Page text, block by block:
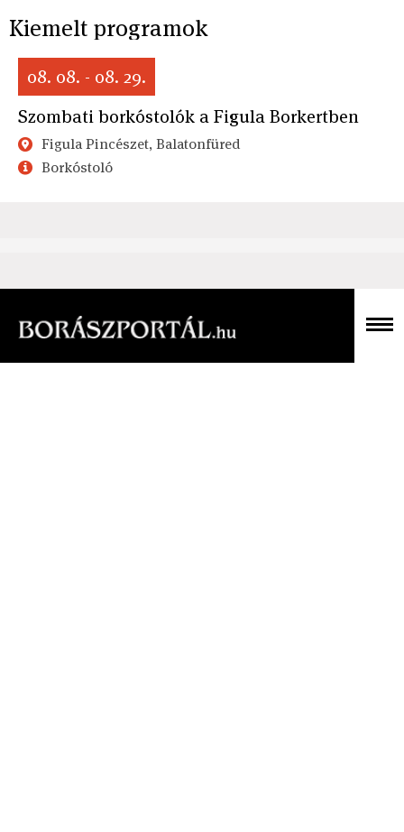
Kiemelt programok
08. 08. - 08. 29.
Szombati borkóstolók a Figula Borkertben
Figula Pincészet, Balatonfüred
Borkóstoló